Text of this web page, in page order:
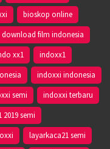
bioskop online
download film indonesia
xx1
indoxx1
indoxxi indonesia
semi
indoxxi terbaru
semi
layarkaca21 semi